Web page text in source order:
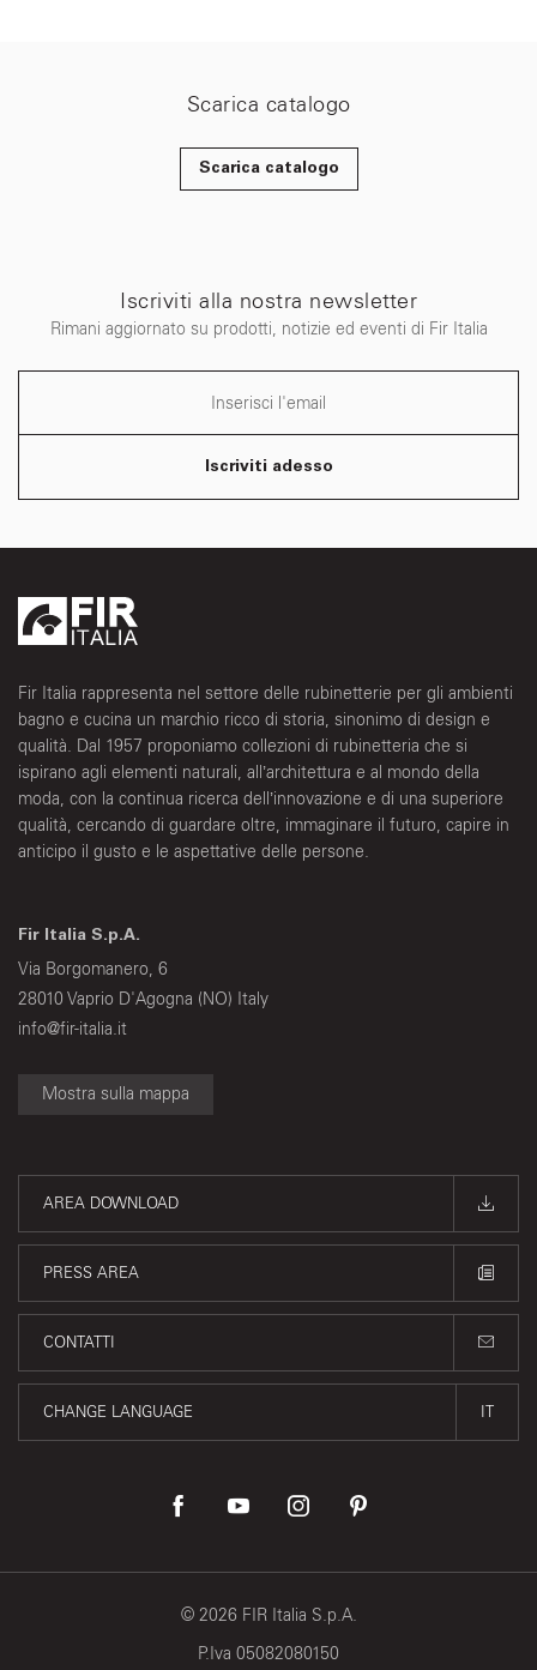
Scarica catalogo
Scarica catalogo
Iscriviti alla nostra newsletter
Rimani aggiornato su prodotti, notizie ed eventi di Fir Italia
Iscriviti adesso
Fir Italia rappresenta nel settore delle rubinetterie per gli ambienti
bagno e cucina un marchio ricco di storia, sinonimo di design e
qualità. Dal 1957 proponiamo collezioni di rubinetteria che si
ispirano agli elementi naturali, all’architettura e al mondo della
moda, con la continua ricerca dell’innovazione e di una superiore
qualità, cercando di guardare oltre, immaginare il futuro, capire in
anticipo il gusto e le aspettative delle persone.
Fir Italia S.p.A.
Via Borgomanero, 6
28010 Vaprio D'Agogna (NO) Italy
info@fir-italia.it
Mostra sulla mappa
AREA DOWNLOAD
PRESS AREA
CONTATTI
CHANGE LANGUAGE IT
© 2026 FIR Italia S.p.A.
P.Iva 05082080150